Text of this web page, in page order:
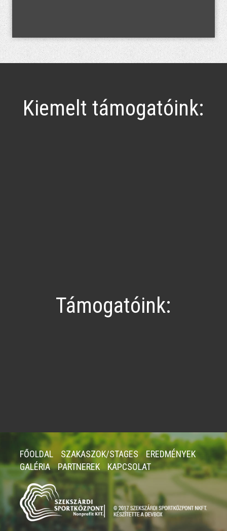
Kiemelt támogatóink:
Támogatóink:
FŐOLDAL SZAKASZOK/STAGES
EREDMÉNYEK
GALÉRIA
PARTNEREK KAPCSOLAT